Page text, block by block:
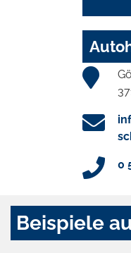
0
Beispiele